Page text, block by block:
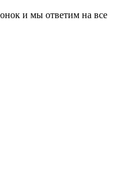
и мы ответим на все